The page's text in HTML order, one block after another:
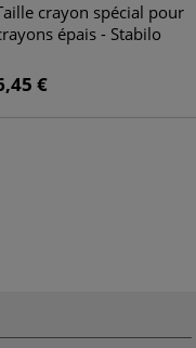
crayon spécial pour
épais - Stabilo
€